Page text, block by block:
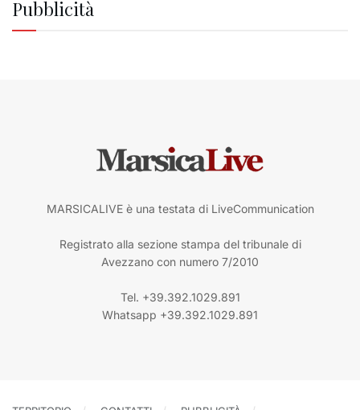
Pubblicità
MARSICALIVE è una testata di LiveCommunication
Registrato alla sezione stampa del tribunale di
Avezzano con numero 7/2010
Tel. +39.392.1029.891
Whatsapp +39.392.1029.891